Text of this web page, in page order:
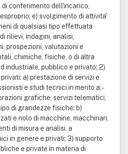
conferimento dell'incarico,
e) svolgimento di attivita'
di qualsiasi tipo effettuata
rilievi, indagini, analisi,
prospezioni, valutazioni e
chimiche, fisiche, o di altra
industriale, pubblico e privato; 2)
a) prestazione di servizi e
e studi tecnici in merito a: -
grafiche, servizi telematici,
di grandezze fisiche; b)
e nolo di macchine, macchinari,
di misura e analisi, a
in genere e privati; 3) supporto
e private in materia di